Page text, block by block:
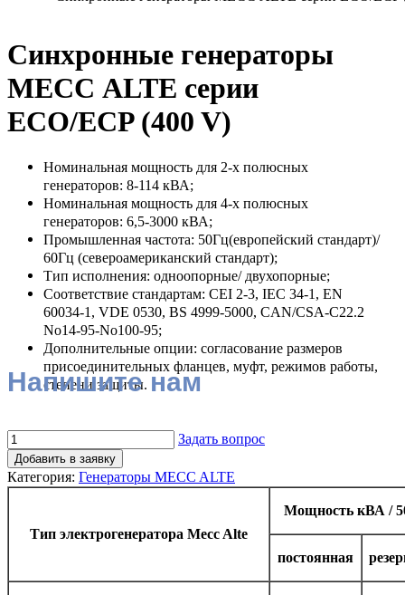
Синхронные генераторы
МЕСС ALTE серии
ECO/ECP (400 V)
Номинальная мощность для 2-х полюсных
генераторов: 8-114 кВА;
Номинальная мощность для 4-х полюсных
генераторов: 6,5-3000 кВА;
Промышленная частота: 50Гц(европейский стандарт)/
60Гц (североамериканский стандарт);
Тип исполнения: одноопорные/ двухопорные;
Соответствие стандартам: CEI 2-3, IEC 34-1, EN
60034-1, VDE 0530, BS 4999-5000, CAN/CSA-C22.2
No14-95-No100-95;
Дополнительные опции: согласование размеров
присоединительных фланцев, муфт, режимов работы,
степени защиты.
Задать вопрос
Добавить в заявку
Категория: Генераторы MECC ALTE
Тип электрогенератора Mecc Alte
Мощность кВА /
постоянная
Напишите нам